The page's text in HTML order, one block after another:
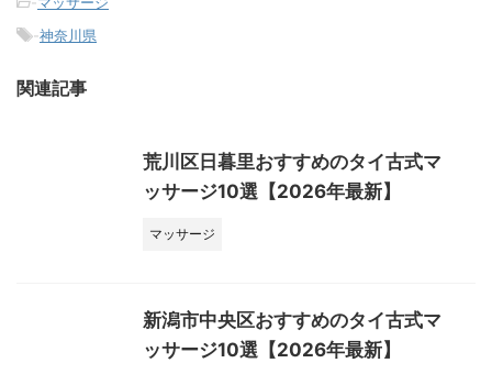
-神奈川県
関連記事
荒川区日暮里おすすめのタイ古式マ
ッサージ10選【2026年最新】
マッサージ
新潟市中央区おすすめのタイ古式マ
ッサージ10選【2026年最新】